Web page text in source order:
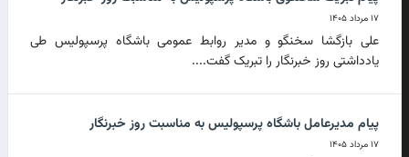
۱۷ مرداد ۱۴۰۵
علی بازگشا سخنگو و مدیر روابط عمومی باشگاه پرسپولیس طی
یادداشتی روز خبرنگار را تبریک گفت....
پیام مدیرعامل باشگاه پرسپولیس به مناسبت روز خبرنگار
۱۷ مرداد ۱۴۰۵